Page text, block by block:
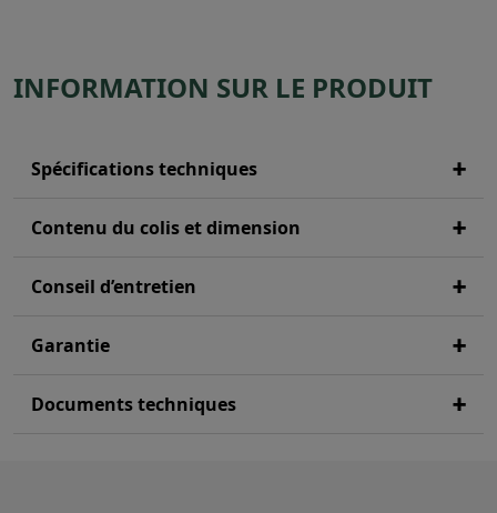
INFORMATION SUR LE PRODUIT
Spécifications techniques
Contenu du colis et dimension
Conseil d’entretien
Garantie
Documents techniques